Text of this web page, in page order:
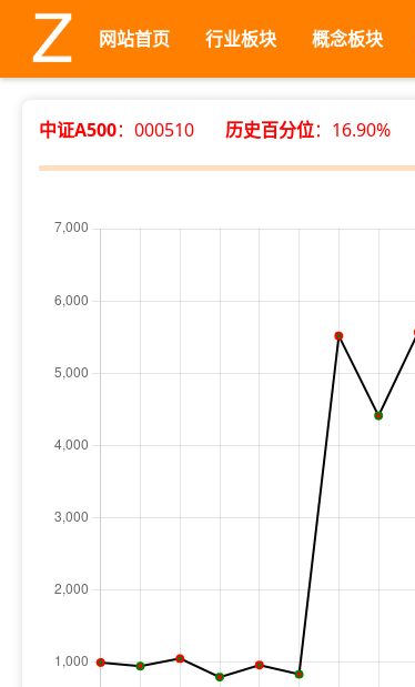
网站首页 行业板块 概念板块
中证A500：000510 历史百分位：16.90%